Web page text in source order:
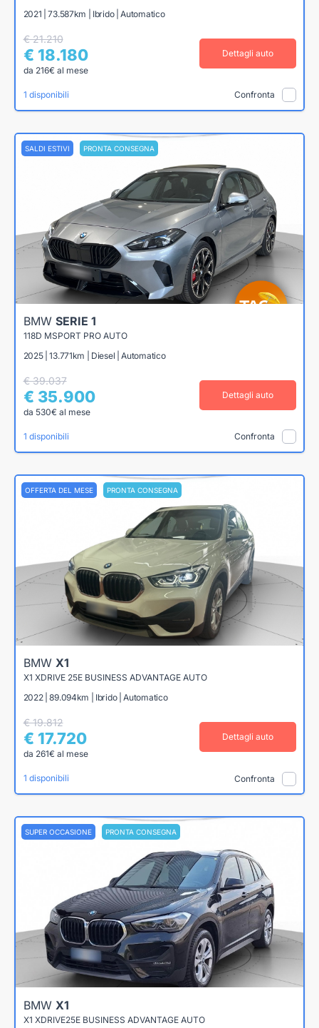
2021 | 73.587km | Ibrido | Automatico
€ 21.210
€ 18.180
da 216€ al mese
Dettagli auto
1 disponibili Confronta
SALDI ESTIVI PRONTA CONSEGNA
BMW SERIE 1
118D MSPORT PRO AUTO
2025 | 13.771km | Diesel | Automatico
€ 39.037
€ 35.900
da 530€ al mese
Dettagli auto
1 disponibili Confronta
OFFERTA DEL MESE PRONTA CONSEGNA
BMW X1
X1 XDRIVE 25E BUSINESS ADVANTAGE AUTO
2022 | 89.094km | Ibrido | Automatico
€ 19.812
€ 17.720
da 261€ al mese
Dettagli auto
1 disponibili Confronta
SUPER OCCASIONE PRONTA CONSEGNA
BMW X1
X1 XDRIVE25E BUSINESS ADVANTAGE AUTO